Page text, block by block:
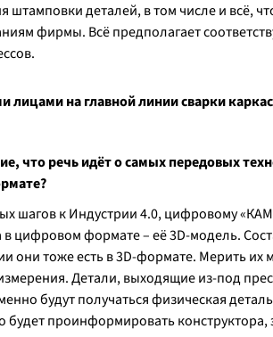
штамповки деталей, в том числе и всё,
фирмы. Всё предполагает
на главной линии сварки
что речь идёт о самых передовых
шагов к Индустрии 4.0, цифровому
цифровом формате – её 3D-модель.
они тоже есть в 3D-формате. Мерить их
Детали, выходящие из-под
будут получаться физическая
проинформировать